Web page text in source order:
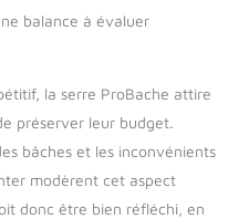
balance à évaluer
la serre ProBache attire
préserver leur budget.
bâches et les inconvénients
modèrent cet aspect
donc être bien réfléchi, en